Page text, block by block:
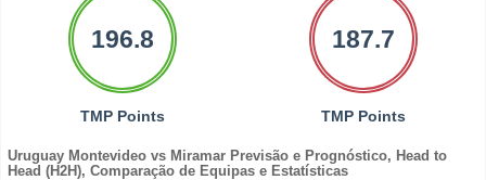
196.8
TMP Points
187.7
TMP Points
Uruguay Montevideo vs Miramar Previsão e Prognóstico, Head to
Head (H2H), Comparação de Equipas e Estatísticas